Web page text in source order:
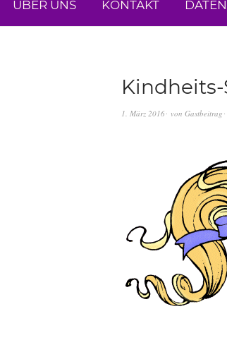
ÜBER UNS KONTAKT
Kindheits-
1. März 2016 von Gastbeitrag